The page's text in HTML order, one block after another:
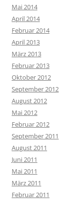
Mai 2014
April 2014
Februar 2014
April 2013
März 2013
Februar 2013
Oktober 2012
September 2012
August 2012
Mai 2012
Februar 2012
September 2011
August 2011
Juni 2011
Mai 2011
März 2011
Februar 2011